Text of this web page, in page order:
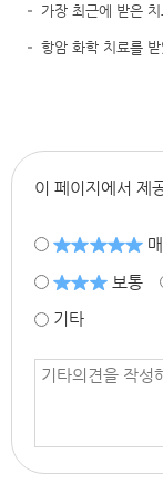
가장 최근에 받은
항암 화학 치료를
이 페이지에서 제
보통
기타